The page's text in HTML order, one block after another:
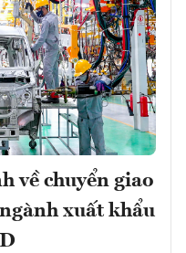
về chuyển giao
xuất khẩu